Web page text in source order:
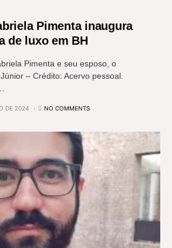
Pimenta inaugura
de luxo em BH
Pimenta e seu esposo, o
– Crédito: Acervo pessoal.
DE 2024 NO COMMENTS